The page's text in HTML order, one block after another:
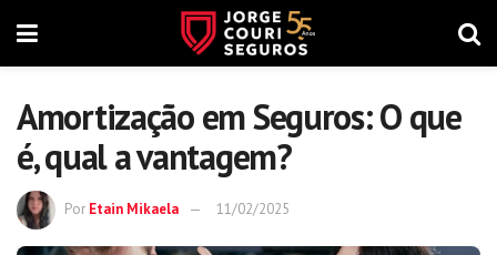
Amortização em Seguros: O que
é, qual a vantagem?
Por Etain Mikaela 11/02/2025